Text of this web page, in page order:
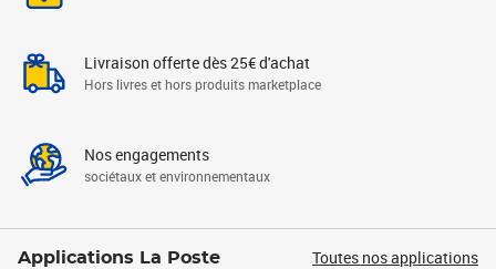
Livraison offerte dès 25€ d'achat
Hors livres et hors produits marketplace
Nos engagements
sociétaux et environnementaux
Applications La Poste Toutes nos applications